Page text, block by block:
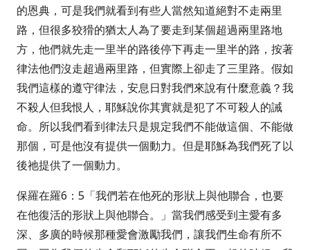
的恩典，可是我們就看到有些人當然知道絕對不走兩里
路，但很多狡猾的猶太人為了要走到某個超過兩里路地
方，他們就先走一里半的路後停下再走一里半的路，按著
律法他們沒走超過兩里路，但實際上卻走了三里路。假如
我們這樣的遵守律法，安息日對我們來說有什麼意義？我
不殺人但我恨人，耶穌說你其實就是犯了不可殺人的誡
命。所以我們看到律法只是規定我們不能做這個、不能做
那個，可是他沒有提供一個動力。但是耶穌為我們死了以
後祂提供了一個動力。
保羅在羅6 ： 5 「我們若在他死的形狀上與他聯合，也要
在他復活的形狀上與他聯合。」當我們感受到主愛有多
深、多廣的時候那種愛會激勵我們，讓我們生命有所不